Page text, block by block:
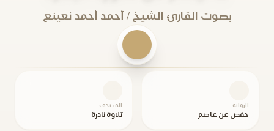
بصوت القارئ الشيخ / أحمد أحمد نعينع
الرواية
حفص عن عاصم
المصحف
تلاوة نادرة